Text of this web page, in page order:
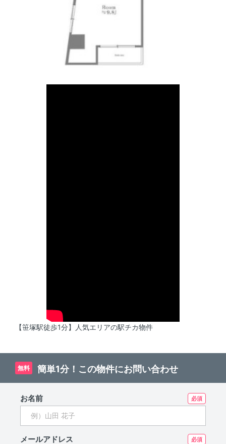
【笹塚駅徒歩1分】人気エリアの駅チカ物件
無料 簡単1分！この物件にお問い合わせ
お名前
メールアドレス